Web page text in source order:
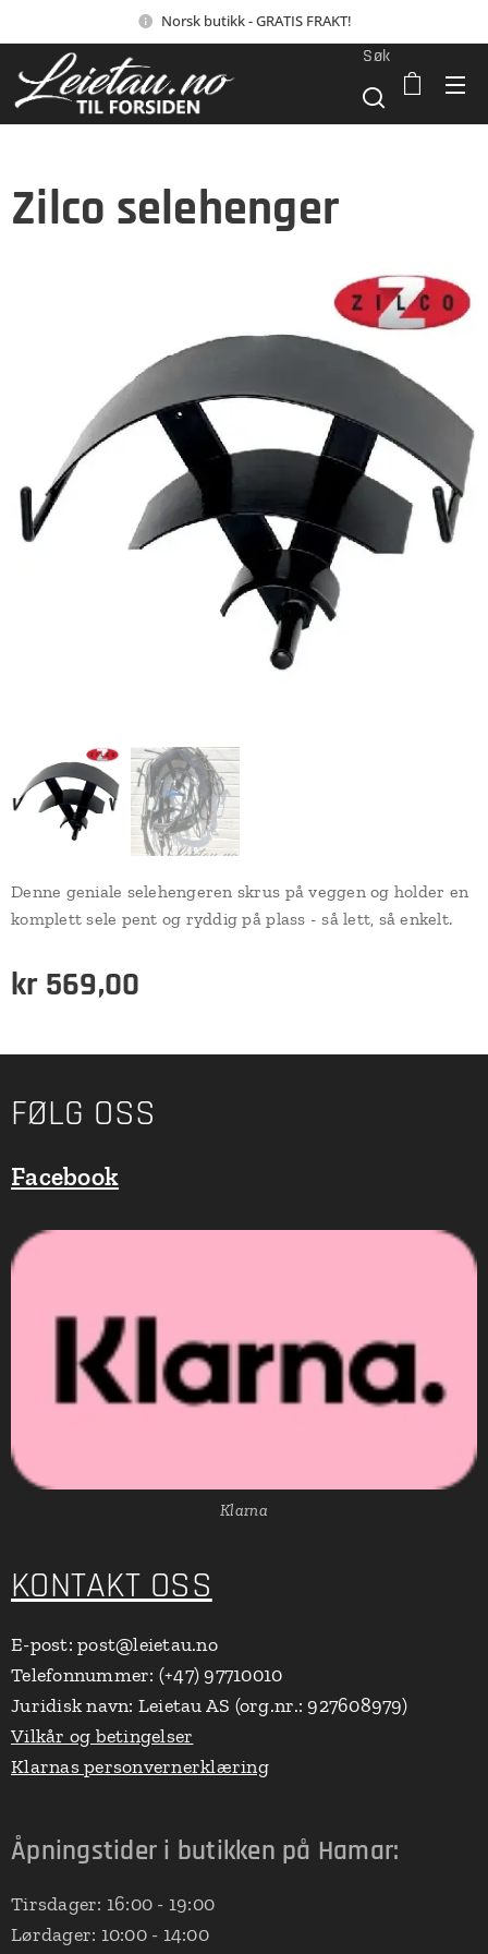
Norsk butikk - GRATIS FRAKT!
Søk
Zilco selehenger
Denne geniale selehengeren skrus på veggen og holder en
komplett sele pent og ryddig på plass - så lett, så enkelt.
kr 569,00
FØLG OSS
Facebook
Klarna
KONTAKT OSS
E-post: post@leietau.no
Telefonnummer: (+47) 97710010
Juridisk navn: Leietau AS (org.nr.: 927608979)
Vilkår og betingelser
Klarnas personvernerklæring
Åpningstider i butikken på Hamar:
Tirsdager: 16:00 - 19:00
Lørdager: 10:00 - 14:00